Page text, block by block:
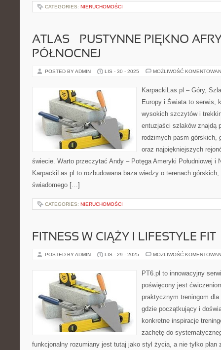
CATEGORIES: NIERUCHOMOŚCI
ATLAS – PUSTYNNE PIĘKNO
PÓŁNOCNEJ
POSTED BY ADMIN LIS - 30 - 2025 MOŻLIWOŚĆ
KarpackiLas.pl – Góry,
Europy i Świata to serwis,
wysokich szczytów i
entuzjaści szlaków znajdą
rodzimych pasm górskich,
oraz najpiękniejszych
świecie. Warto przeczytać Andy – Potęga Ameryki Południowej i
KarpackiLas.pl to rozbudowana baza wiedzy o terenach
świadomego […]
CATEGORIES: NIERUCHOMOŚCI
FITNESS W CIĄŻY I LIFESTYLE FIT
POSTED BY ADMIN LIS - 29 - 2025 MOŻLIWOŚĆ
PT6.pl to innowacyjny
poświęcony jest
praktycznym treningom
gdzie początkujący i
konkretne inspiracje
zachętę do
funkcjonalny rozumiany jest tutaj jako styl życia, a nie tylko plan